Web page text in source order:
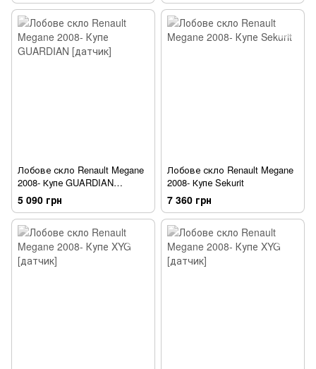
Лобове скло Renault Megane
2008- Купе GUARDIAN
[датчик]
5 090 грн
Лобове скло Renault Megane
2008- Купе Sekurit
7 360 грн